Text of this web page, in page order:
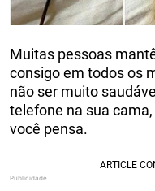
Muitas pessoas
consigo em todos os
não ser muito
telefone na sua
você pensa.